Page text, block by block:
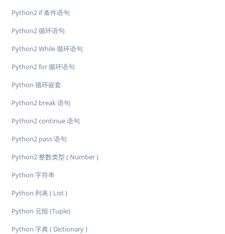
Python2 if 条件语句
Python2 循环语句
Python2 While 循环语句
Python2 for 循环语句
Python 循环嵌套
Python2 break 语句
Python2 continue 语句
Python2 pass 语句
Python2 整数类型 ( Number )
Python 字符串
Python 列表 ( List )
Python 元组 (Tuple)
Python 字典 ( Dictionary )